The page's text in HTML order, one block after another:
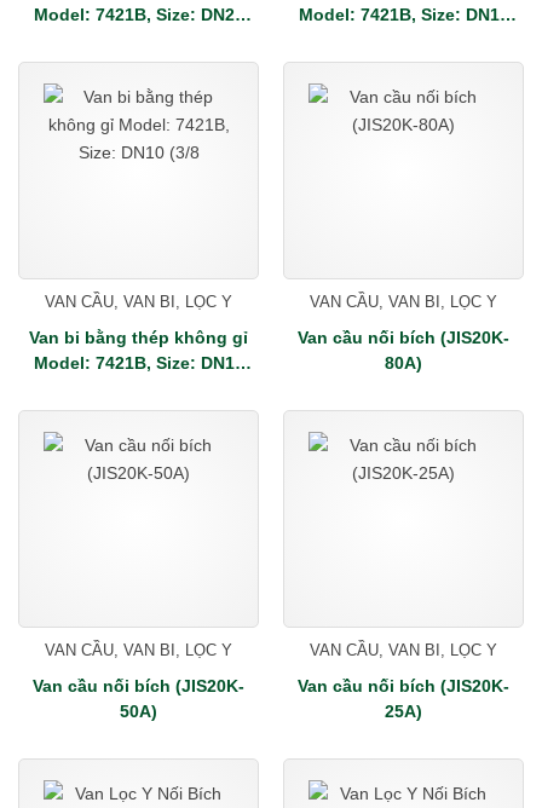
Model: 7421B, Size: DN25
Model: 7421B, Size: DN15
VAN CẦU, VAN BI, LỌC Y
Van bi bằng thép không gỉ
Model: 7421B, Size: DN10
VAN CẦU, VAN BI, LỌC Y
Van cầu nối bích (JIS20K-
80A)
VAN CẦU, VAN BI, LỌC Y
Van cầu nối bích (JIS20K-
50A)
VAN CẦU, VAN BI, LỌC Y
Van cầu nối bích (JIS20K-
25A)